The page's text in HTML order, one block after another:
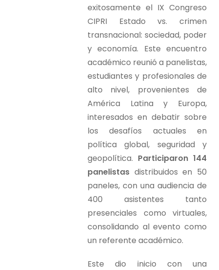
exitosamente el IX Congreso
CIPRI Estado vs. crimen
transnacional: sociedad, poder
y economía. Este encuentro
académico reunió a panelistas,
estudiantes y profesionales de
alto nivel, provenientes de
América Latina y Europa,
interesados en debatir sobre
los desafíos actuales en
política global, seguridad y
geopolítica. Participaron 144
panelistas distribuidos en 50
paneles, con una audiencia de
400 asistentes tanto
presenciales como virtuales,
consolidando al evento como
un referente académico.
Este dio inicio con una